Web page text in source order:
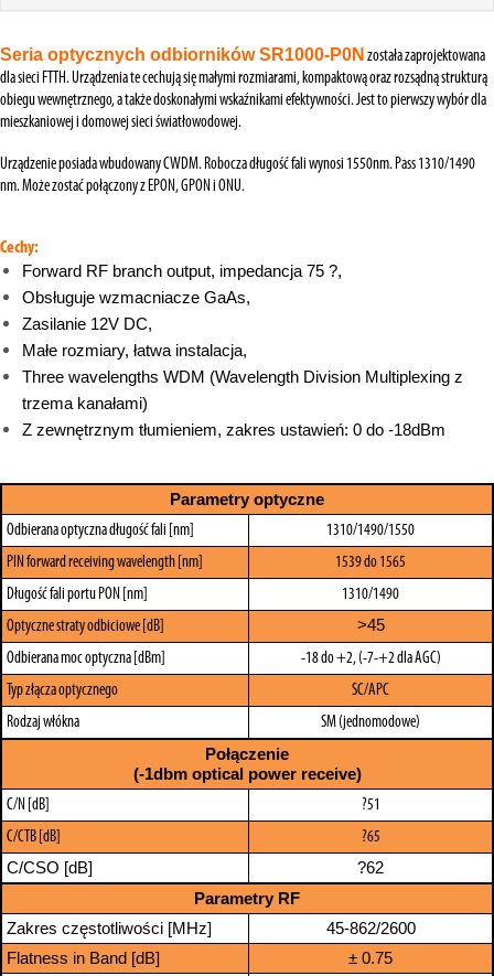
Seria optycznych odbiorników SR1000-P0N została zaprojektowana
dla sieci FTTH. Urządzenia te cechują się małymi rozmiarami, kompaktową oraz rozsądną strukturą
obiegu wewnętrznego, a także doskonałymi wskaźnikami efektywności. Jest to pierwszy wybór dla
mieszkaniowej i domowej sieci światłowodowej.
Urządzenie posiada wbudowany CWDM. Robocza długość fali wynosi 1550nm. Pass 1310/1490
nm. Może zostać połączony z EPON, GPON i ONU.
Cechy:
Forward RF branch output, impedancja 75 ?,
Obsługuje wzmacniacze GaAs,
Zasilanie 12V DC,
Małe rozmiary, łatwa instalacja,
Three wavelengths WDM (Wavelength Division Multiplexing z
trzema kanałami)
Z zewnętrznym tłumieniem, zakres ustawień: 0 do -18dBm
Parametry optyczne
Odbierana optyczna długość fali [nm]
1310/1490/1550
PIN forward receiving wavelength [nm]
1539 do 1565
Długość fali portu PON [nm]
1310/1490
Optyczne straty odbiciowe [dB]
>45
Odbierana moc optyczna [dBm]
-18 do +2, (-7-+2 dla AGC)
Typ złącza optycznego
SC/APC
Rodzaj włókna
SM (jednomodowe)
Połączenie
(-1dbm optical power receive)
C/N [dB]
?51
C/CTB [dB]
?65
C/CSO [dB]
?62
Parametry RF
Zakres częstotliwości [MHz]
45-862/2600
Flatness in Band [dB]
± 0.75